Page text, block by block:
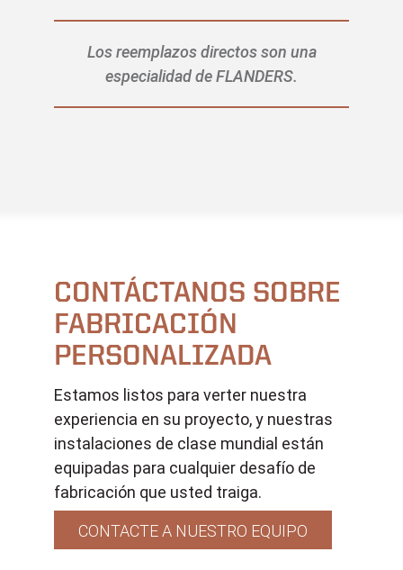
Los reemplazos directos son una
especialidad de FLANDERS.
CONTÁCTANOS SOBRE
FABRICACIÓN
PERSONALIZADA
Estamos listos para verter nuestra
experiencia en su proyecto, y nuestras
instalaciones de clase mundial están
equipadas para cualquier desafío de
fabricación que usted traiga.
CONTACTE A NUESTRO EQUIPO